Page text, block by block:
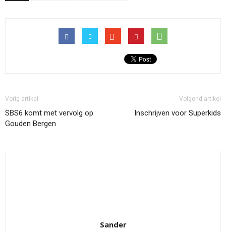
Vorig artikel
SBS6 komt met vervolg op
Gouden Bergen
Volgend artikel
Inschrijven voor Superkids
Sander